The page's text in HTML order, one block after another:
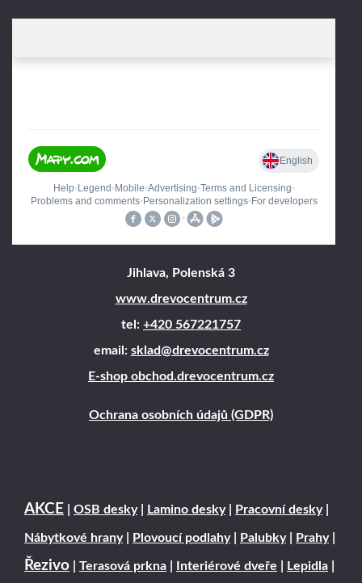
Jihlava, Polenská 3
www.drevocentrum.cz
tel: +420 567221757
email: sklad@drevocentrum.cz
E-shop obchod.drevocentrum.cz
Ochrana osobních údajů (GDPR)
AKCE OSB desky| Lamino desky| Pracovní desky|
Nábytkové hrany| Plovoucí podlahy| Palubky| Prahy|
Řezivo Terasová prkna Interiérové dveře Lepidla